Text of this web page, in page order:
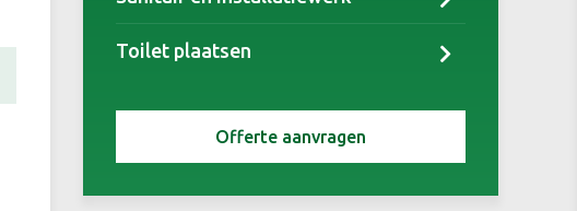
Toilet plaatsen
Offerte aanvragen